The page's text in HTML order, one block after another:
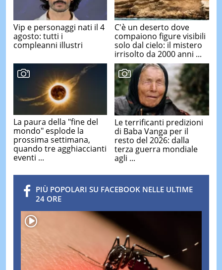
Vip e personaggi nati il 4
agosto: tutti i
compleanni illustri
C'è un deserto dove
compaiono figure visibili
solo dal cielo: il mistero
irrisolto da 2000 anni ...
La paura della "fine del
mondo" esplode la
prossima settimana,
quando tre agghiaccianti
eventi ...
Le terrificanti predizioni
di Baba Vanga per il
resto del 2026: dalla
terza guerra mondiale
agli ...
PIÙ POPOLARI SU FACEBOOK NELLE ULTIME
24 ORE